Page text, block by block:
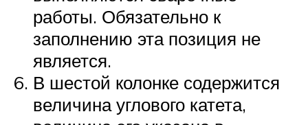
работы. Обязательно к
заполнению эта позиция не
является.
В шестой колонке содержится
величина углового катета,